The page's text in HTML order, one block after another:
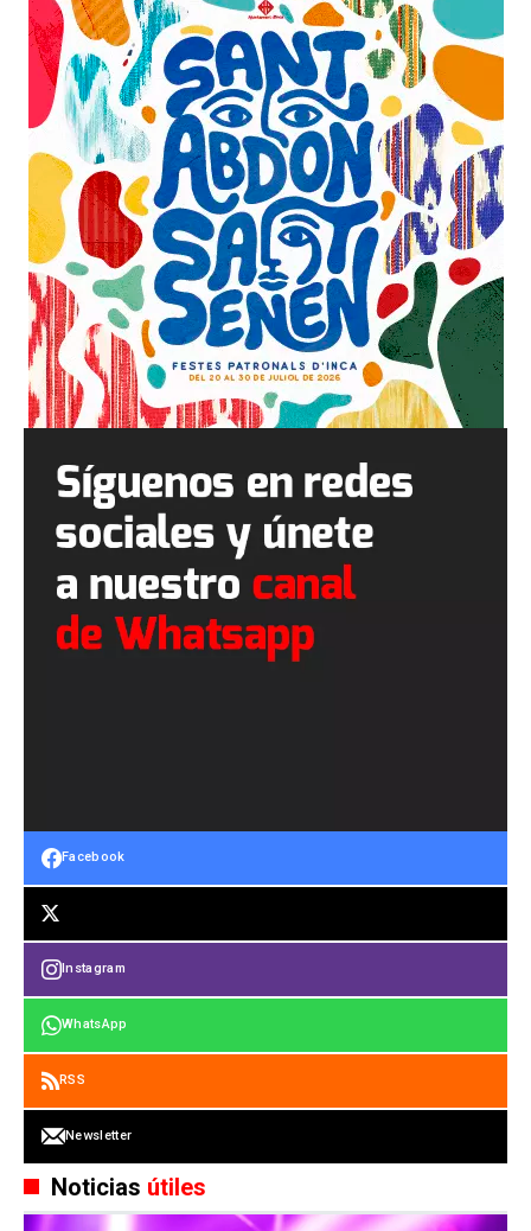
Facebook
Instagram
WhatsApp
RSS
Newsletter
Noticias útiles